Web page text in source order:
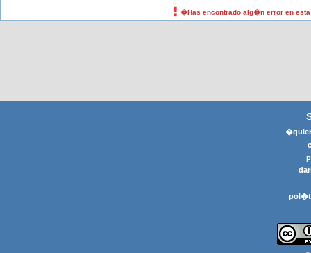
�Has encontrado alg�n error en